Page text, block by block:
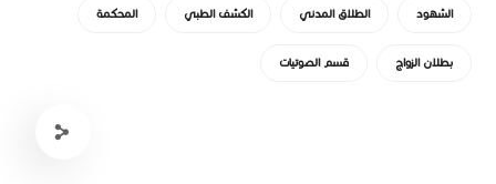
الشهود الطلاق المدني الكشف الطبي المحكمة
بطلان الزواج قسم الصوتيات